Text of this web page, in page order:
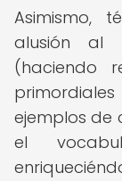
Asimismo,
alusión al
(haciendo
ejemplos de
el